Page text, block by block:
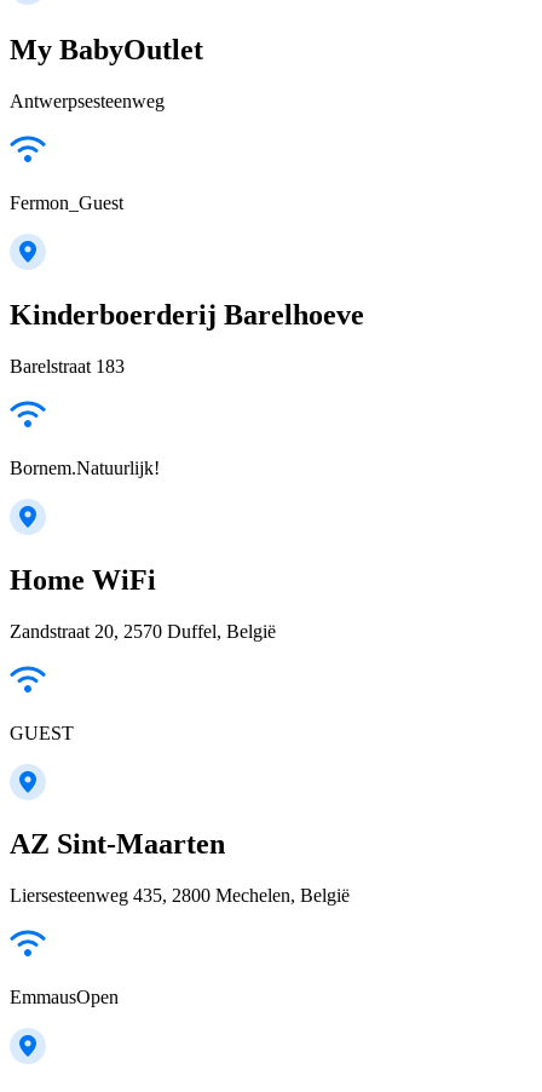
My BabyOutlet
Antwerpsesteenweg
Fermon_Guest
Kinderboerderij Barelhoeve
Barelstraat 183
Bornem.Natuurlijk!
Home WiFi
Zandstraat 20, 2570 Duffel, België
GUEST
AZ Sint-Maarten
Liersesteenweg 435, 2800 Mechelen, België
EmmausOpen